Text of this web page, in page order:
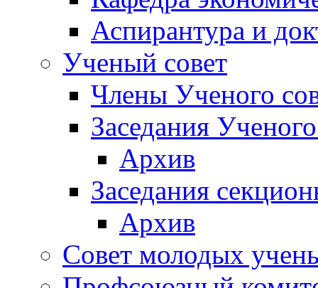
Аспирантура и
Ученый совет
Члены Ученого
Заседания
Архив
Заседания
Архив
Совет молодых